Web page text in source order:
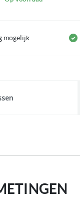
mogelijk